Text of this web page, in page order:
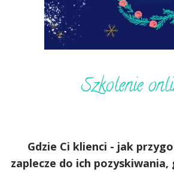
Szkolenie
Gdzie Ci klienci - jak
zaplecze do ich pozyskiwania,